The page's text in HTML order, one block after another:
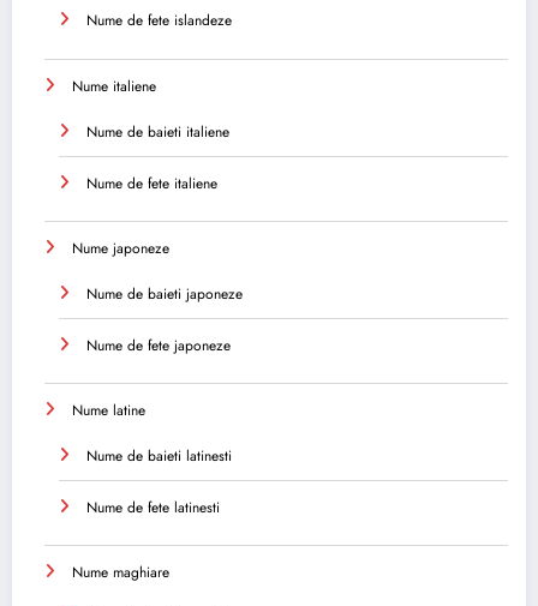
Nume de fete islandeze
Nume italiene
Nume de baieti italiene
Nume de fete italiene
Nume japoneze
Nume de baieti japoneze
Nume de fete japoneze
Nume latine
Nume de baieti latinesti
Nume de fete latinesti
Nume maghiare